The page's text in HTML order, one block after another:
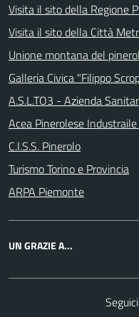
Visita il sito della Regione
Visita il sito della Città
Unione montana del
Galleria Civica "Filippo
A.S.L.TO3 - Azienda
Acea Pinerolese Industraile
C.I.S.S. Pinerolo
Turismo Torino e Provincia
ARPA Piemonte
UN GRAZIE A...